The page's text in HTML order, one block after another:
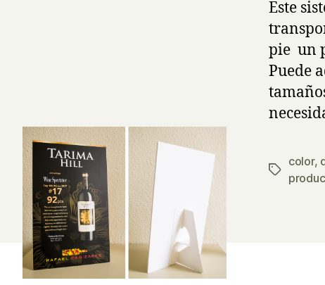
Este
pie un
Puede
Etiquetas
color,